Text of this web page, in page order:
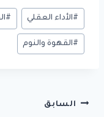
وسوم
المقال:
#الأداء العقلي #
#القهوة والنوم
تصفّح
السابق